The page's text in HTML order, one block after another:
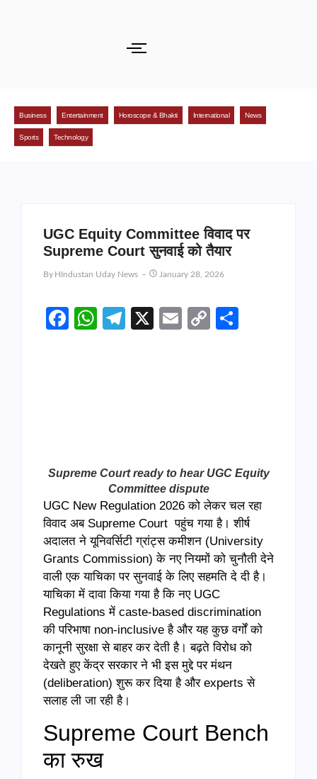
Business Entertainment Horoscope & Bhakti International News
Sports Technology
UGC Equity Committee विवाद पर
Supreme Court सुनवाई को तैयार
By HIndustan Uday News January 28, 2026
Facebook
WhatsApp
Telegram
X EmailCopy
Supreme Court ready to hear UGC Equity
Committee dispute
UGC New Regulation 2026 को लेकर चल रहा
विवाद अब Supreme Court पहुंच गया है। शीर्ष
अदालत ने यूनिवर्सिटी ग्रांट्स कमीशन (University
Grants Commission) के नए नियमों को चुनौती देने
वाली एक याचिका पर सुनवाई के लिए सहमति दे दी है।
याचिका में दावा किया गया है कि नए UGC
Regulations में caste-based discrimination
की परिभाषा non-inclusive है और यह कुछ वर्गों को
कानूनी सुरक्षा से बाहर कर देती है। बढ़ते विरोध को
देखते हुए केंद्र सरकार ने भी इस मुद्दे पर मंथन
(deliberation) शुरू कर दिया है और experts से
सलाह ली जा रही है।
Supreme Court Bench
का रुख